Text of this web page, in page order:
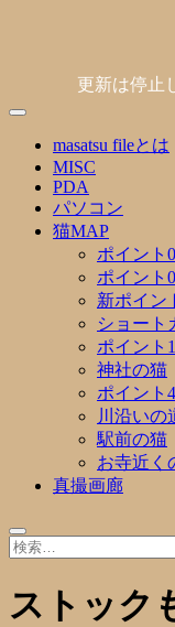
更新は停止
masatsu fileとは
MISC
PDA
パソコン
猫MAP
ポイント
ポイント
新ポイン
ショート
ポイント
神社の猫
ポイント
川沿いの
駅前の猫
お寺近く
真撮画廊
ストック